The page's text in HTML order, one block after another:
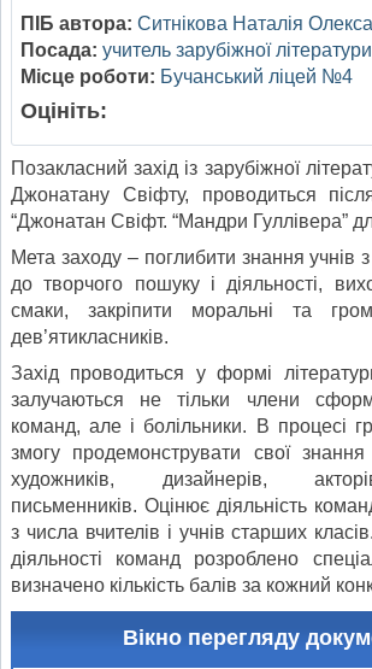
ПІБ автора: Ситнікова Наталія
Посада: учитель зарубіжної літератури
Місце роботи: Бучанський ліцей №4
Оцініть:
Позакласний захід із зарубіжної
Джонатану Свіфту, проводиться
“Джонатан Свіфт. “Мандри Гуллівера”
Мета заходу – поглибити знання учнів
до творчого пошуку і діяльності,
смаки, закріпити моральні та
дев’ятикласників.
Захід проводиться у формі
залучаються не тільки члени
команд, але і болільники. В процесі
змогу продемонструвати свої
художників, дизайнерів,
письменників. Оцінює діяльність
з числа вчителів і учнів старших
діяльності команд розроблено
визначено кількість балів за кожний
Вікно перегляду